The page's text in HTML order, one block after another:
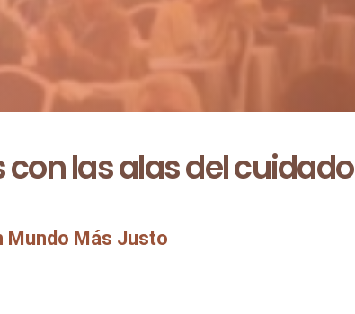
las alas del cuidado
Mundo Más Justo